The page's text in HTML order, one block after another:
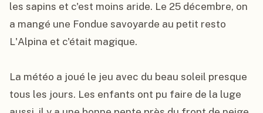
les sapins et c'est moins aride. Le 25 décembre, on
a mangé une Fondue savoyarde au petit resto
L'Alpina et c'était magique.
La météo a joué le jeu avec du beau soleil presque
tous les jours. Les enfants ont pu faire de la luge